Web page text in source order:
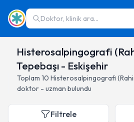
Doktor, klinik ara...
Histerosalpingografi
Tepebaşı - Eskişehir
Toplam 10 Histerosalpingografi
doktor - uzman bulundu
Filtrele